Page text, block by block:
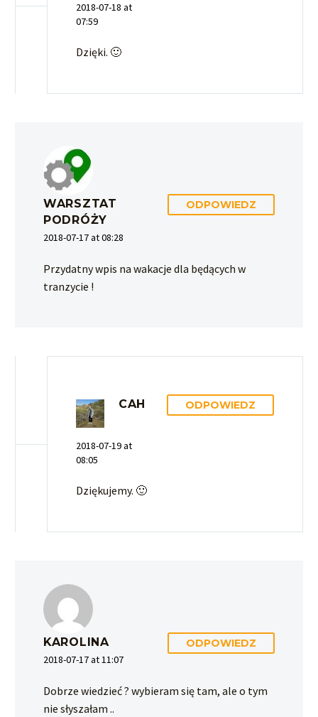
2018-07-18 at
07:59
Dzięki. 🙂
WARSZTAT
PODRÓŻY
2018-07-17 at 08:28
ODPOWIEDZ
Przydatny wpis na wakacje dla będących w
tranzycie !
CAH
2018-07-19 at
08:05
ODPOWIEDZ
Dziękujemy. 🙂
KAROLINA
2018-07-17 at 11:07
ODPOWIEDZ
Dobrze wiedzieć ? wybieram się tam, ale o tym
nie słyszałam ..